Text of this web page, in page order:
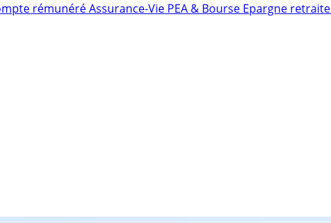
rémunéréAssurance-Vie PEA & Bourse Epargne retraite